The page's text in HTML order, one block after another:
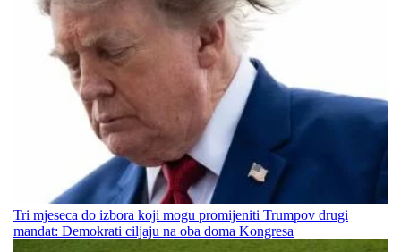
Tri mjeseca do izbora koji mogu promijeniti Trumpov drugi
mandat: Demokrati ciljaju na oba doma Kongresa